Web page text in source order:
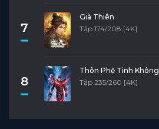
7
Già Thiên
Tập 174/208 [4K]
8
Thôn Phệ Tinh Không
Tập 235/260 [4K]